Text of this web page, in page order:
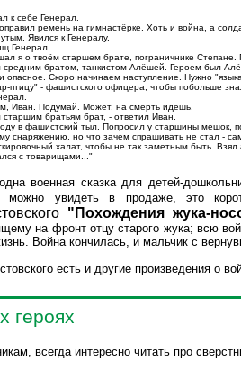
к себе Генерал.
ремень на гимнастёрке. Хоть и война, а
Явился к Генералу.
Генерал.
я о твоём старшем брате, пограничнике
средним братом, танкистом Алёшей. Героем был
опасное. Скоро начинаем наступление. Нужно
птицу" - фашистского офицера, чтобы побольше
Иван. Подумай. Может, на смерть идёшь.
старшим братьям брат, - ответил Иван.
в фашистский тыл. Попросил у старшины мешок,
снаряжению, но что зачем спрашивать не стал -
халат, чтобы не так заметным быть.
с товарищами..."
военная сказка для детей-
можно увидеть в продаже, это
"Похождения жука-
на фронт отцу старого жука; всю
Война кончилась, и мальчик с
есть и другие произведения о
героях
всегда интересно читать про